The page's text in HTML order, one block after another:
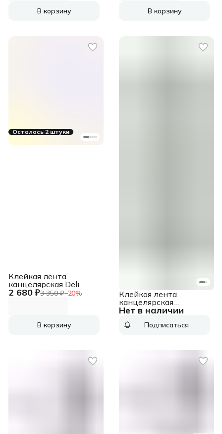
В корзину В корзину
Осталось 2 штуки
2 680 ₽3 350 ₽−20%
Клейкая лента
канцелярская Deli
EA30211 кристально-
В корзину
Нет в наличии
Клейкая лента
канцелярская
Silwerhof 481053
дл.10м 35мкр
Подписаться